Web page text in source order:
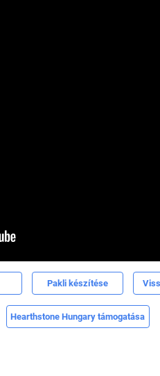
Pakli készítése
Hearthstone Hungary támogatása